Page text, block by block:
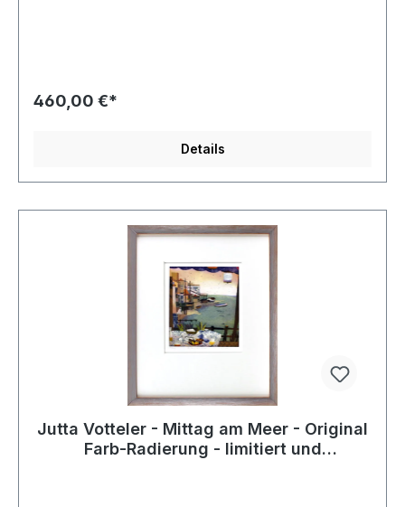
460,00 €*
Details
Jutta Votteler - Mittag am Meer - Original
Farb-Radierung - limitiert und